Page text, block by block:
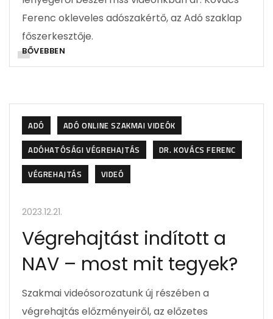
Ferenc okleveles adószakértő, az Adó szaklap
főszerkesztője.
BŐVEBBEN
ADÓ
ADÓ ONLINE SZAKMAI VIDEÓK
ADÓHATÓSÁGI VÉGREHAJTÁS
DR. KOVÁCS FERENC
VÉGREHAJTÁS
VIDEÓ
2023.12.21.
Végrehajtást indított a
NAV – most mit tegyek?
Szakmai videósorozatunk új részében a
végrehajtás előzményeiről, az előzetes